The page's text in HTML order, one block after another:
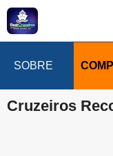
SOBRE
Cruzeiros